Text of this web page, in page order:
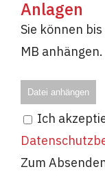
Anlagen
Sie können
MB anhängen.
Datei anhängen
Ich
Zum